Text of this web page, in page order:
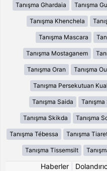
Tanışma Ghardaia Tanışma
Tanışma Khenchela
Tanışma Mascara
Tanışma Mostaganem
Tanışma Oran Tanışma
Tanışma Persekutuan
Tanışma Saida
Tanışma Skikda Tanışma
Tanışma Tébessa Tanışma
Tanışma Tissemsilt
Haberler